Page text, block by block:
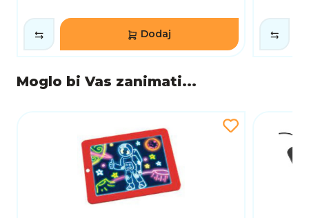
Dodaj
Moglo bi Vas zanimati...